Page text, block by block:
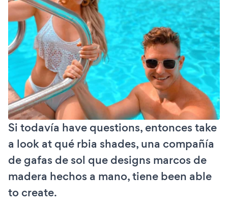
Si todavía have questions, entonces take
a look at qué rbia shades, una compañía
de gafas de sol que designs marcos de
madera hechos a mano, tiene been able
to create.